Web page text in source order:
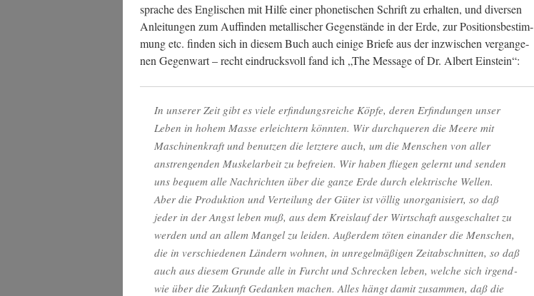
spra­che des Eng­li­schen mit Hil­fe einer pho­ne­ti­schen Schrift zu erhal­ten, und diver­sen
Anlei­tun­gen zum Auf­fin­den metal­li­scher Gegen­stän­de in der Erde, zur Posi­ti­ons­be­stim­
mung etc. fin­den sich in die­sem Buch auch eini­ge Brie­fe aus der inzwi­schen ver­gan­ge­
nen Gegen­wart – recht ein­drucks­voll fand ich „The Mes­sa­ge of Dr. Albert Einstein“:
In unse­rer Zeit gibt es vie­le erfin­dungs­rei­che Köp­fe, deren Erfin­dun­gen unser
Leben in hohem Mas­se erleich­tern könn­ten. Wir durch­que­ren die Mee­re mit
Maschi­nen­kraft und benut­zen die letz­te­re auch, um die Men­schen von aller
anstren­gen­den Mus­kel­ar­beit zu befrei­en. Wir haben flie­gen gelernt und sen­den
uns bequem alle Nach­rich­ten über die gan­ze Erde durch elek­tri­sche Wellen.
Aber die Pro­duk­ti­on und Ver­tei­lung der Güter ist völ­lig unor­ga­ni­siert, so daß
jeder in der Angst leben muß, aus dem Kreis­lauf der Wirt­schaft aus­ge­schal­tet zu
wer­den und an allem Man­gel zu lei­den. Außer­dem töten ein­an­der die Men­schen,
die in ver­schie­de­nen Län­dern woh­nen, in unre­gel­mä­ßi­gen Zeit­ab­schnit­ten, so daß
auch aus die­sem Grun­de alle in Furcht und Schre­cken leben, wel­che sich irgend­
wie über die Zukunft Gedan­ken machen. Alles hängt damit zusam­men, daß die